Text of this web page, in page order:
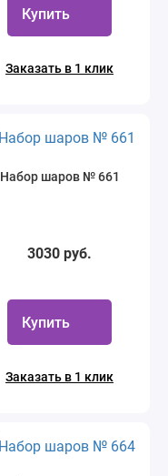
Купить
Заказать в 1 клик
Набор шаров № 661
3030 руб.
Купить
Заказать в 1 клик